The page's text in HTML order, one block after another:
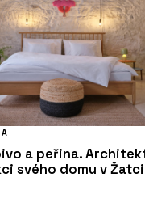
a peřina.
svého domu v Žatci